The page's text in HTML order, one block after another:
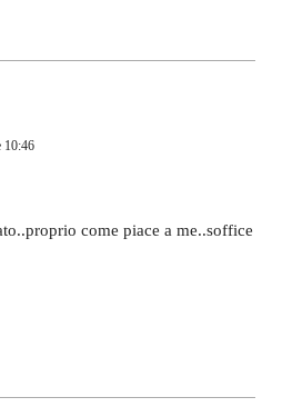
10:46
come piace a me..soffice